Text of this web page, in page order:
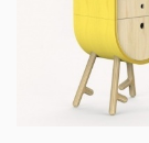
Здраве